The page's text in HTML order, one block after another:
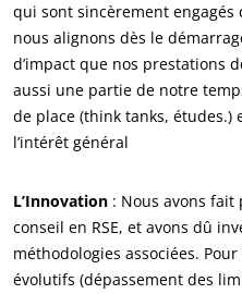
NOS EXPERTISES
Agriculture biologique
Commerce équitable
Agriculture durable
Responsabilité sociétale des
Biodiversité et changement
Allégations
qui sont sincèrement
nous alignons dès le
d’impact que nos prestations
aussi une partie de notre
de place (think tanks, études.)
l’intérêt général
L’Innovation : Nous avons
conseil en RSE, et avons dû
méthodologies associées.
évolutifs (dépassement des